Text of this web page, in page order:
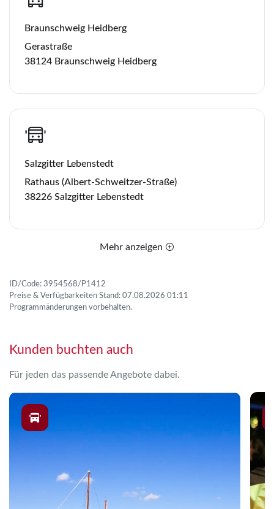
Braunschweig Heidberg
Gerastraße
38124 Braunschweig Heidberg
Salzgitter Lebenstedt
Rathaus (Albert-Schweitzer-Straße)
38226 Salzgitter Lebenstedt
Mehr anzeigen
ID/Code: 3954568/P1412
Preise & Verfügbarkeiten Stand: 07.08.2026 01:11
Programmänderungen vorbehalten.
Kunden buchten auch
Für jeden das passende Angebote dabei.